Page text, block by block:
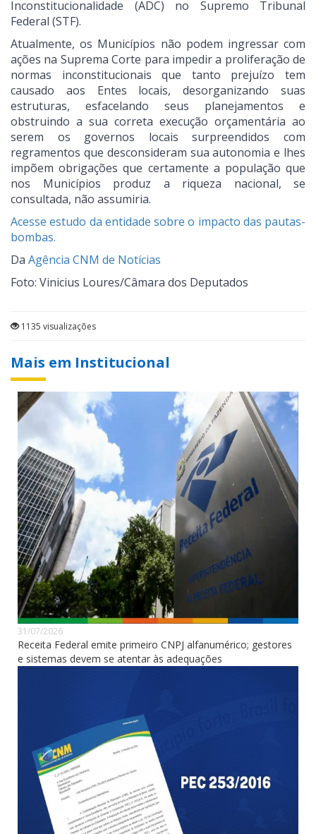
Inconstitucionalidade (ADC) no Supremo Tribunal
Federal (STF).
Atualmente, os Municípios não podem ingressar com
ações na Suprema Corte para impedir a proliferação de
normas inconstitucionais que tanto prejuízo tem
causado aos Entes locais, desorganizando suas
estruturas, esfacelando seus planejamentos e
obstruindo a sua correta execução orçamentária ao
serem os governos locais surpreendidos com
regramentos que desconsideram sua autonomia e lhes
impõem obrigações que certamente a população que
nos Municípios produz a riqueza nacional, se
consultada, não assumiria.
Acesse estudo da entidade sobre o impacto das pautas-
bombas.
Da Agência CNM de Notícias
Foto: Vinicius Loures/Câmara dos Deputados
1135 visualizações
Mais em Institucional
31/07/2026
Receita Federal emite primeiro CNPJ alfanumérico; gestores
e sistemas devem se atentar às adequações